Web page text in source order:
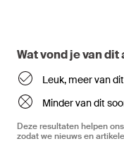
Wat vond je van
Leuk, meer van
Minder van dit
Deze resultaten helpen
zodat we nieuws en